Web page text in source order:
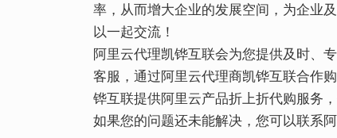
率，从而增大企业的发展空间，为企业
以一起交流！
阿里云代理凯铧互联会为您提供及时、
客服，通过阿里云代理商凯铧互联合作
铧互联提供阿里云产品折上折代购服务
如果您的问题还未能解决，您可以联系